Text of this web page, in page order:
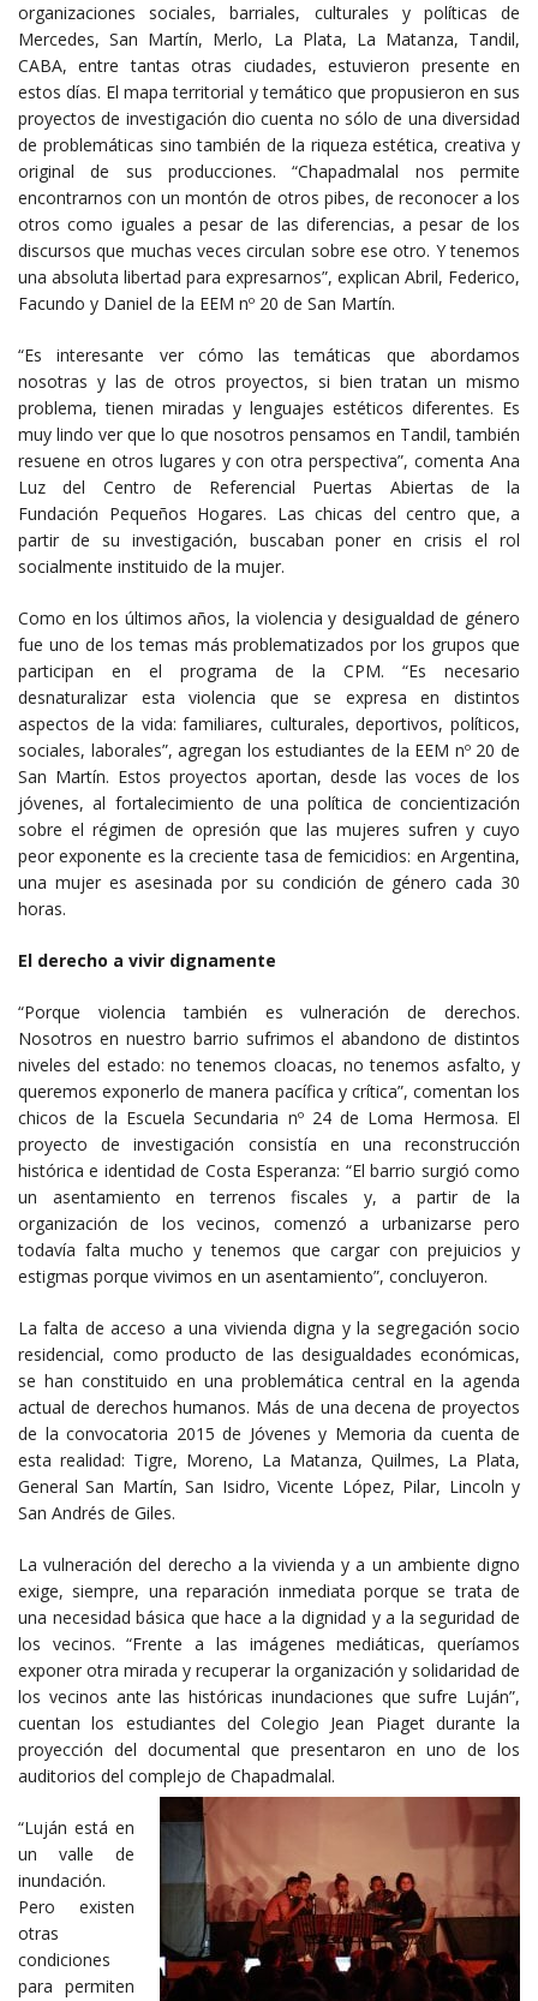
organizaciones sociales, barriales, culturales y políticas de
Mercedes, San Martín, Merlo, La Plata, La Matanza, Tandil,
CABA, entre tantas otras ciudades, estuvieron presente en
estos días. El mapa territorial y temático que propusieron en sus
proyectos de investigación dio cuenta no sólo de una diversidad
de problemáticas sino también de la riqueza estética, creativa y
original de sus producciones. “Chapadmalal nos permite
encontrarnos con un montón de otros pibes, de reconocer a los
otros como iguales a pesar de las diferencias, a pesar de los
discursos que muchas veces circulan sobre ese otro. Y tenemos
una absoluta libertad para expresarnos”, explican Abril, Federico,
Facundo y Daniel de la EEM nº 20 de San Martín.
“Es interesante ver cómo las temáticas que abordamos
nosotras y las de otros proyectos, si bien tratan un mismo
problema, tienen miradas y lenguajes estéticos diferentes. Es
muy lindo ver que lo que nosotros pensamos en Tandil, también
resuene en otros lugares y con otra perspectiva”, comenta Ana
Luz del Centro de Referencial Puertas Abiertas de la
Fundación Pequeños Hogares. Las chicas del centro que, a
partir de su investigación, buscaban poner en crisis el rol
socialmente instituido de la mujer.
Como en los últimos años, la violencia y desigualdad de género
fue uno de los temas más problematizados por los grupos que
participan en el programa de la CPM. “Es necesario
desnaturalizar esta violencia que se expresa en distintos
aspectos de la vida: familiares, culturales, deportivos, políticos,
sociales, laborales”, agregan los estudiantes de la EEM nº 20 de
San Martín. Estos proyectos aportan, desde las voces de los
jóvenes, al fortalecimiento de una política de concientización
sobre el régimen de opresión que las mujeres sufren y cuyo
peor exponente es la creciente tasa de femicidios: en Argentina,
una mujer es asesinada por su condición de género cada 30
horas.
El derecho a vivir dignamente
“Porque violencia también es vulneración de derechos.
Nosotros en nuestro barrio sufrimos el abandono de distintos
niveles del estado: no tenemos cloacas, no tenemos asfalto, y
queremos exponerlo de manera pacífica y crítica”, comentan los
chicos de la Escuela Secundaria nº 24 de Loma Hermosa. El
proyecto de investigación consistía en una reconstrucción
histórica e identidad de Costa Esperanza: “El barrio surgió como
un asentamiento en terrenos fiscales y, a partir de la
organización de los vecinos, comenzó a urbanizarse pero
todavía falta mucho y tenemos que cargar con prejuicios y
estigmas porque vivimos en un asentamiento”, concluyeron.
La falta de acceso a una vivienda digna y la segregación socio
residencial, como producto de las desigualdades económicas,
se han constituido en una problemática central en la agenda
actual de derechos humanos. Más de una decena de proyectos
de la convocatoria 2015 de Jóvenes y Memoria da cuenta de
esta realidad: Tigre, Moreno, La Matanza, Quilmes, La Plata,
General San Martín, San Isidro, Vicente López, Pilar, Lincoln y
San Andrés de Giles.
La vulneración del derecho a la vivienda y a un ambiente digno
exige, siempre, una reparación inmediata porque se trata de
una necesidad básica que hace a la dignidad y a la seguridad de
los vecinos. “Frente a las imágenes mediáticas, queríamos
exponer otra mirada y recuperar la organización y solidaridad de
los vecinos ante las históricas inundaciones que sufre Luján”,
cuentan los estudiantes del Colegio Jean Piaget durante la
proyección del documental que presentaron en uno de los
auditorios del complejo de Chapadmalal.
“Luján está en
un valle de
inundación.
Pero existen
otras
condiciones
para permiten